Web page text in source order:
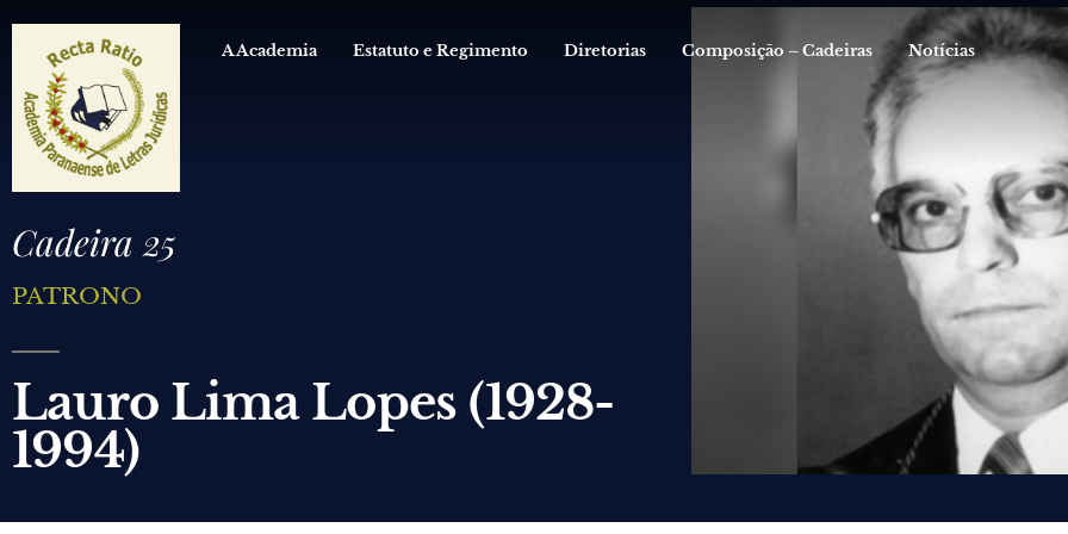
A Academia Estatuto e Regimento Diretorias Composição – Cadeiras Notícias
Cadeira 25
PATRONO
Lauro Lima Lopes (1928-
1994)